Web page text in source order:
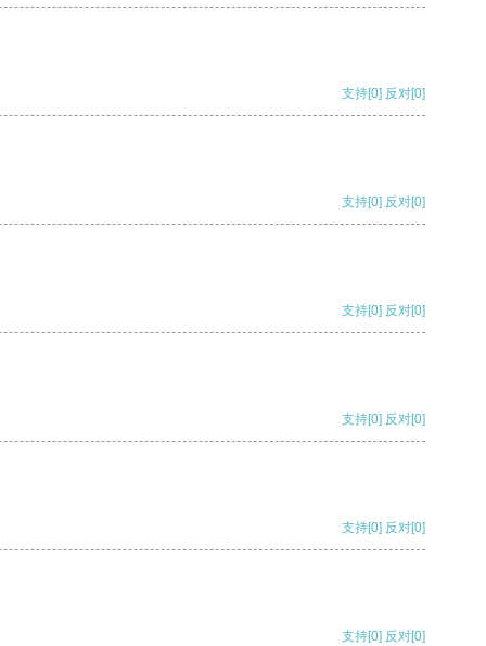
支持[0] 反对[0]
支持[0] 反对[0]
支持[0] 反对[0]
支持[0] 反对[0]
支持[0] 反对[0]
支持[0] 反对[0]